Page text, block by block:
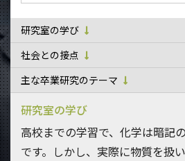
研究室の学び
社会との接点
主な卒業研究のテーマ
研究室の学び
高校までの学習で、化学は暗記
です。しかし、実際に物質を扱